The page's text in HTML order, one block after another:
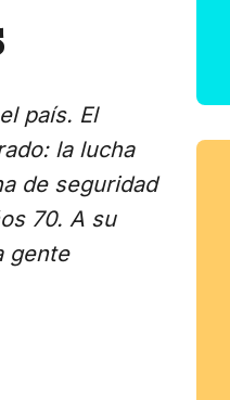
país. El
la lucha
de seguridad
70. A su
gente